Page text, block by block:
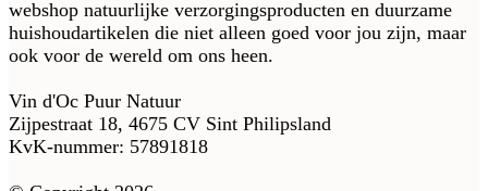
webshop natuurlijke verzorgingsproducten en duurzame
huishoudartikelen die niet alleen goed voor jou zijn, maar
ook voor de wereld om ons heen.
Vin d'Oc Puur Natuur
Zijpestraat 18, 4675 CV Sint Philipsland
KvK-nummer: 57891818